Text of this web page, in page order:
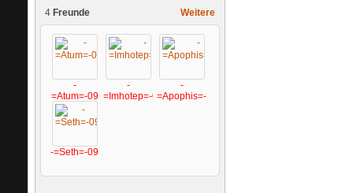
Weitere
4 Freunde
-
=Atum=-09
-
=Imhotep=-09
-
=Apophis=-09
-=Seth=-09